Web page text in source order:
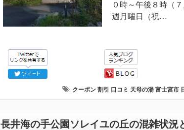
０時～午後８時（
週月曜日（祝…
クーポン 割引 口コミ 天母の湯 富士宮市
長井海の手公園ソレイユの丘の混雑状況